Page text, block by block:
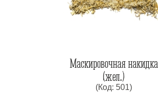
Маскировочная накидка
(жел.)
(Код: 501)